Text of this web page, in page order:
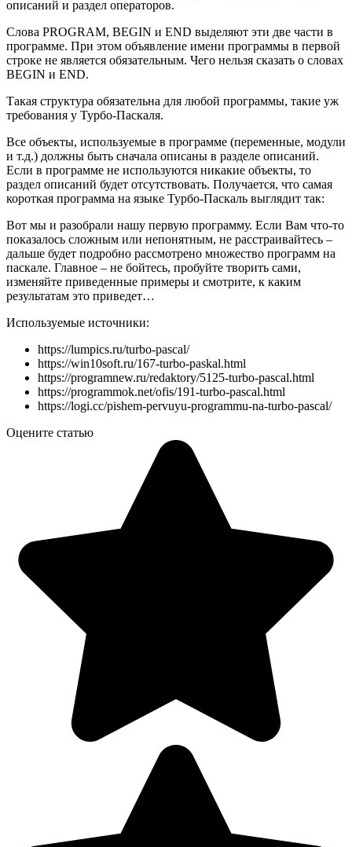
описаний и раздел операторов.
Слова PROGRAM, BEGIN и END выделяют эти две части в
программе. При этом объявление имени программы в первой
строке не является обязательным. Чего нельзя сказать о словах
BEGIN и END.
Такая структура обязательна для любой программы, такие уж
требования у Турбо-Паскаля.
Все объекты, используемые в программе (переменные, модули
и т.д.) должны быть сначала описаны в разделе описаний.
Если в программе не используются никакие объекты, то
раздел описаний будет отсутствовать. Получается, что самая
короткая программа на языке Турбо-Паскаль выглядит так:
Вот мы и разобрали нашу первую программу. Если Вам что-то
показалось сложным или непонятным, не расстраивайтесь –
дальше будет подробно рассмотрено множество программ на
паскале. Главное – не бойтесь, пробуйте творить сами,
изменяйте приведенные примеры и смотрите, к каким
результатам это приведет…
Используемые источники:
https://lumpics.ru/turbo-pascal/
https://win10soft.ru/167-turbo-paskal.html
https://programnew.ru/redaktory/5125-turbo-pascal.html
https://programmok.net/ofis/191-turbo-pascal.html
https://logi.cc/pishem-pervuyu-programmu-na-turbo-pascal/
Оцените статью